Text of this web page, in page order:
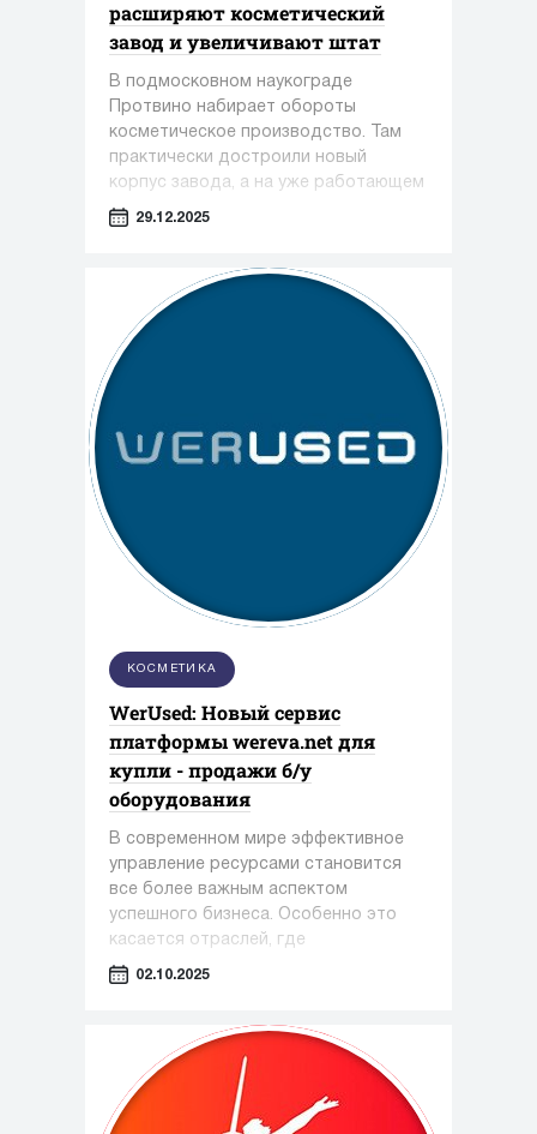
расширяют косметический
завод и увеличивают штат
В подмосковном наукограде
Протвино набирает обороты
косметическое производство. Там
практически достроили новый
корпус завода, а на уже работающем
предприятии только за этот год
29.12.2025
КОСМЕТИКА
WerUsed: Новый сервис
платформы wereva.net для
купли - продажи б/у
оборудования
В современном мире эффективное
управление ресурсами становится
все более важным аспектом
успешного бизнеса. Особенно это
касается отраслей, где
оборудование играет ключевую роль
промышленность.
02.10.2025